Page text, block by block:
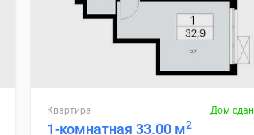
Квартира Дом сдан
1-комнатная 33.00 м2